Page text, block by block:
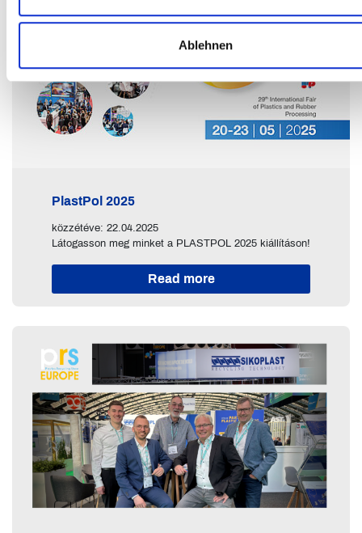
Ablehnen
PlastPol 2025
közzétéve: 22.04.2025
Látogasson meg minket a PLASTPOL 2025 kiállításon!
Read more